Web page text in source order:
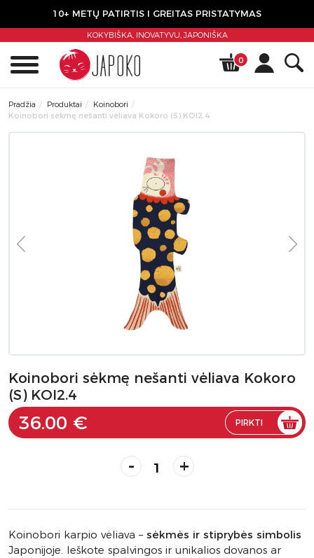
10+ METŲ PATIRTIS I GREITAS PRISTATYMAS
KOKYBIŠKA, INOVATYVU,JAPONIŠKA
0
Pradžia Produktai
Koinobori
Koinobori sėkmę nešanti vėliava Kokoro (S) KOI2.4
Koinobori sėkmę nešanti vėliava Kokoro
(S) KOI2.4
36.00 € PIRKTI
- +
Koinobori karpio vėliava – sėkmės ir stiprybės simbolis
Japonijoje. Ieškote spalvingos ir unikalios dovanos ar